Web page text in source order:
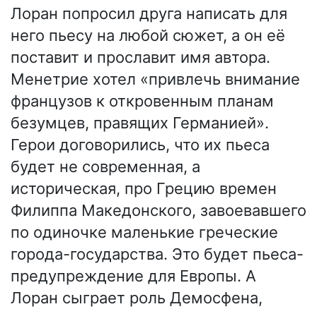
Лоран попросил друга написать для
него пьесу на любой сюжет, а он её
поставит и прославит имя автора.
Менетрие хотел «привлечь внимание
французов к откровенным планам
безумцев, правящих Германией».
Герои договорились, что их пьеса
будет не современная, а
историческая, про Грецию времен
Филиппа Македонского, завоевавшего
по одиночке маленькие греческие
города-государства. Это будет пьеса-
предупреждение для Европы. А
Лоран сыграет роль Демосфена,